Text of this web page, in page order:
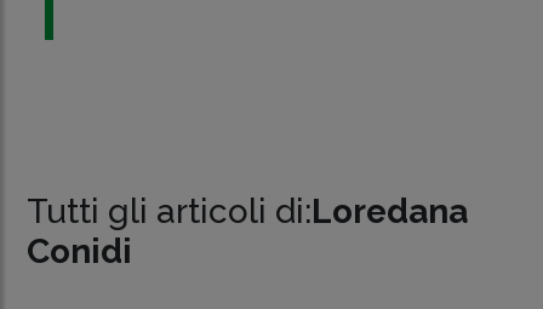
Tutti gli articoli di:Loredana
Conidi